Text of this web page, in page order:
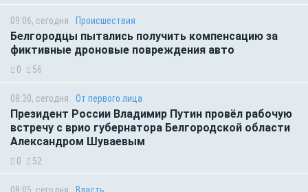
09:06, сегодня Происшествия
Белгородцы пытались получить компенсацию за
фиктивные дроновые повреждения авто
0 56
08:30, сегодня От первого лица
Президент России Владимир Путин провёл рабочую
встречу с врио губернатора Белгородской области
Александром Шуваевым
0 52